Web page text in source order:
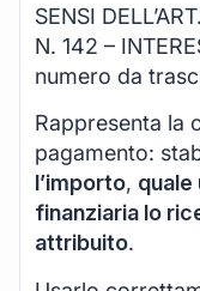
SENSI
N. 142 –
numero da
Rappresenta la
pagamento:
l’importo, quale
finanziaria lo
attribuito.